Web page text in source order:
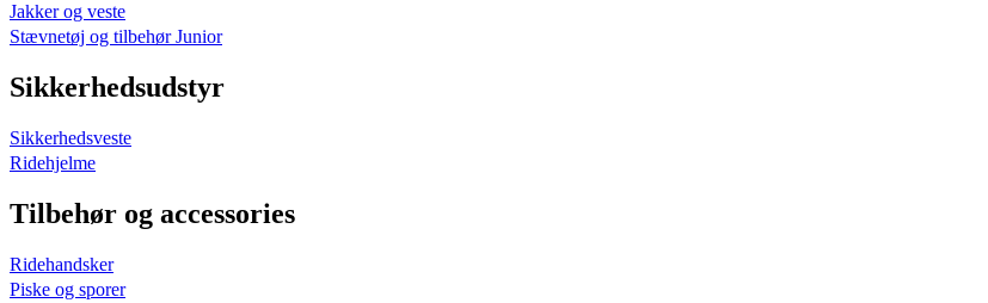
Jakker og veste
Stævnetøj og tilbehør Junior
Sikkerhedsudstyr
Sikkerhedsveste
Ridehjelme
Tilbehør og accessories
Ridehandsker
Piske og sporer